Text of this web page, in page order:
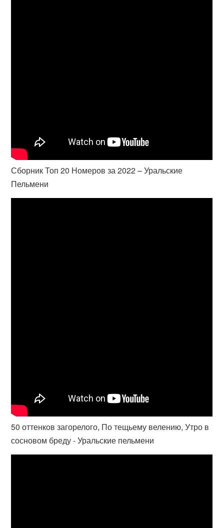
Сборник Топ 20 Номеров за 2022 – Уральские
Пельмени
50 оттенков загорелого, По тещьему велению, Утро в
сосновом бреду - Уральские пельмени